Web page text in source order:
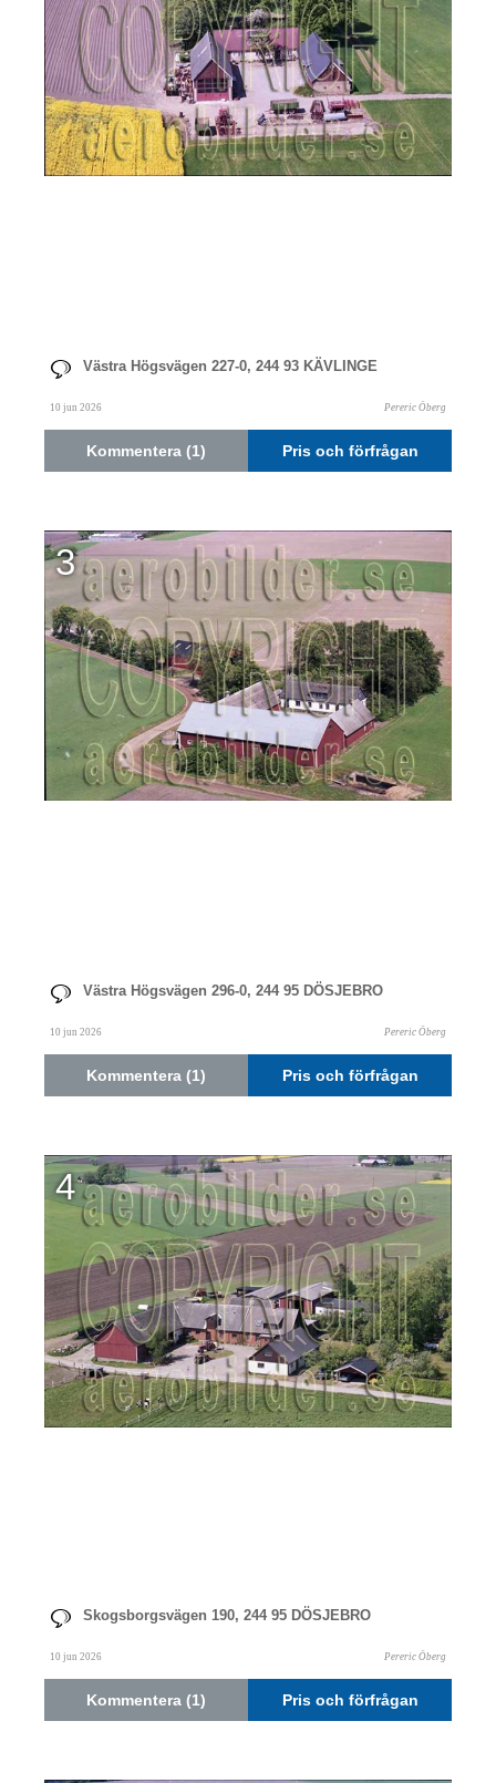
Västra Högsvägen 227-0, 244 93 KÄVLINGE
10 jun 2026 Pereric Öberg
Kommentera (1) Pris och förfrågan
3
Västra Högsvägen 296-0, 244 95 DÖSJEBRO
10 jun 2026 Pereric Öberg
Kommentera (1) Pris och förfrågan
4
Skogsborgsvägen 190, 244 95 DÖSJEBRO
10 jun 2026 Pereric Öberg
Kommentera (1) Pris och förfrågan